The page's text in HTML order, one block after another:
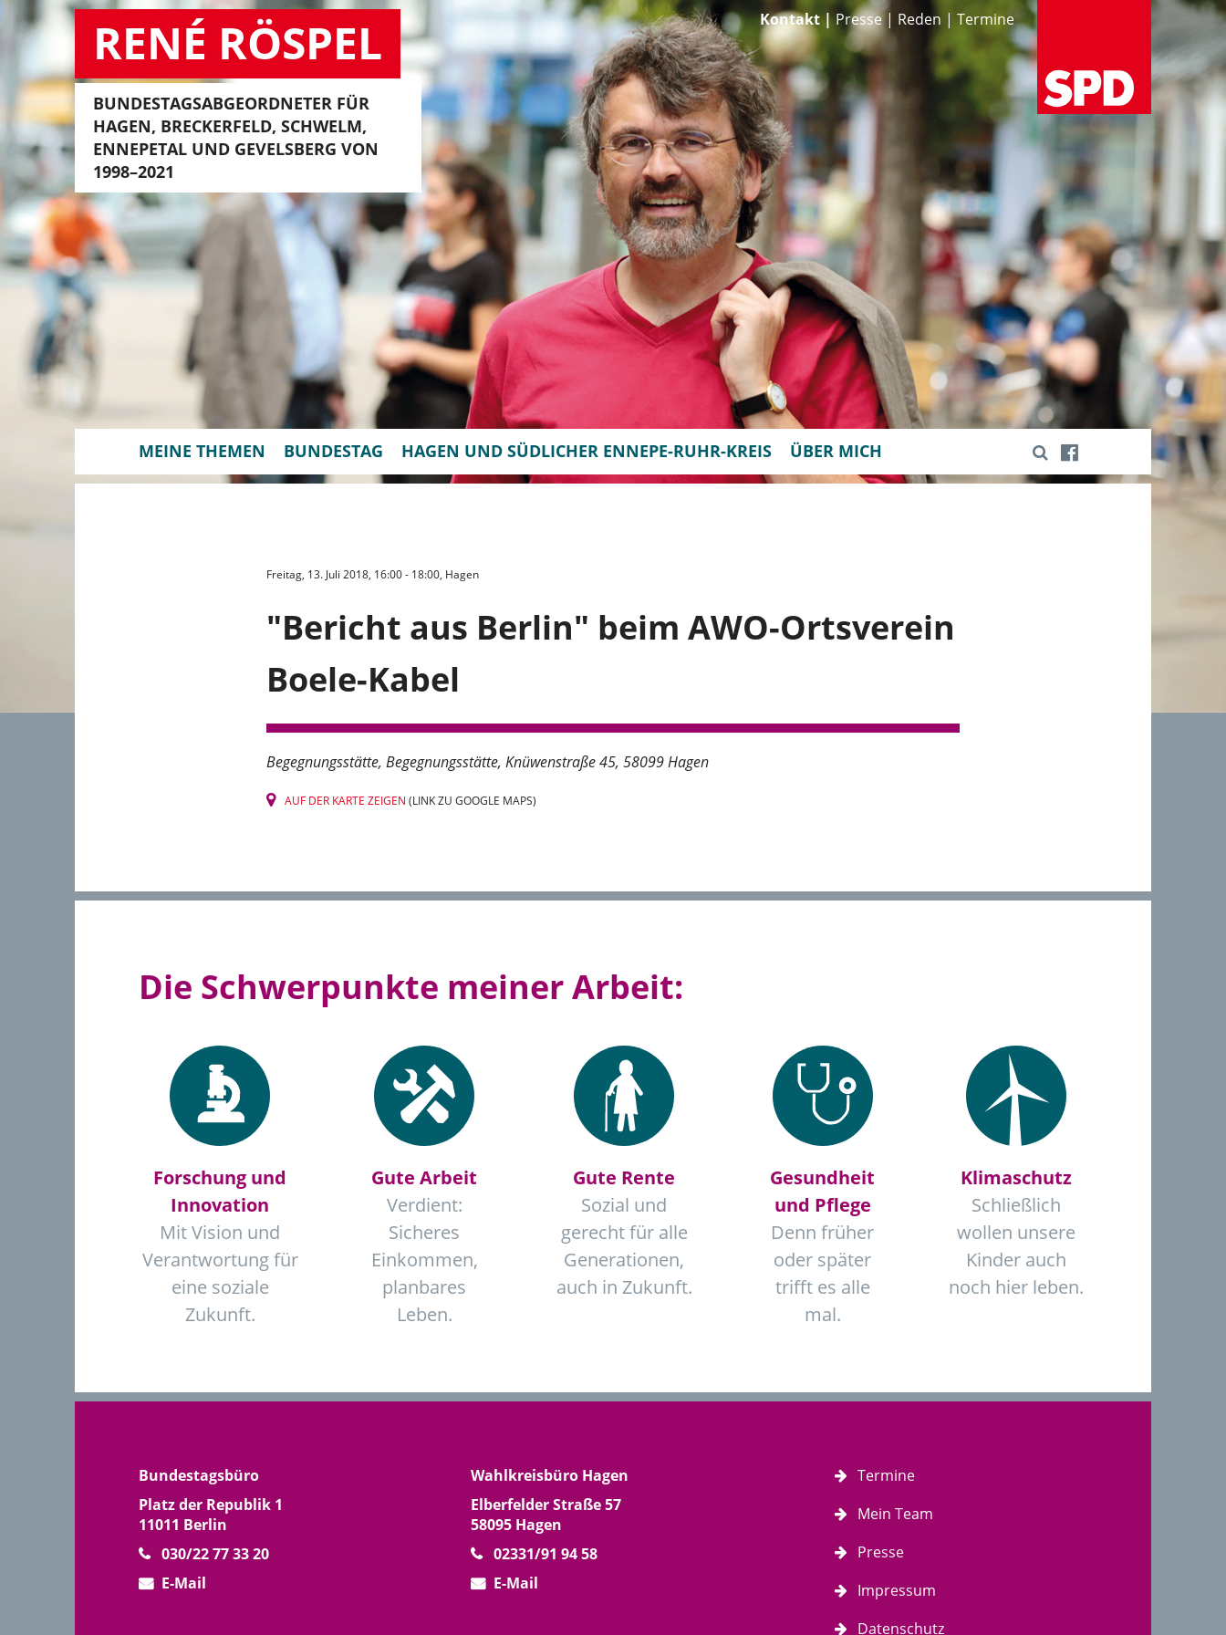
RENÉ RÖSPEL
BUNDESTAGSABGEORDNETER FÜR
HAGEN, BRECKERFELD, SCHWELM,
ENNEPETAL UND GEVELSBERG VON
1998–2021
MEINE THEMEN BUNDESTAG HAGEN UND SÜDLICHER ENNEPE-RUHR-KREIS ÜBER MICH
Kontakt Presse Reden Termine
Freitag, 13. Juli 2018, 16:00 - 18:00, Hagen
"Bericht aus Berlin" beim AWO-Ortsverein
Boele-Kabel
Begegnungsstätte Begegnungsstätte Knüwenstraße 45 58099 Hagen
AUF DER KARTE ZEIGEN (LINK ZU GOOGLE MAPS)
Die Schwerpunkte meiner Arbeit:
Forschung und
Innovation
Mit Vision und
Verantwortung für
eine soziale
Zukunft.
Gute Arbeit
Verdient:
Sicheres
Einkommen,
planbares
Leben.
Gute Rente
Sozial und
gerecht für alle
Generationen,
auch in Zukunft.
Gesundheit
und Pflege
Denn früher
oder später
trifft es alle
mal.
Klimaschutz
Schließlich
wollen unsere
Kinder auch
noch hier leben.
Bundestagsbüro
Platz der Republik 1
11011 Berlin
030/22 77 33 20
E-Mail
Wahlkreisbüro Hagen
Elberfelder Straße 57
58095 Hagen
02331/91 94 58
E-Mail
Termine
Mein Team
Presse
Impressum
Datenschutz